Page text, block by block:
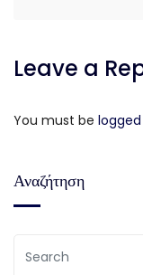
Leave a
You must be
Αναζήτηση